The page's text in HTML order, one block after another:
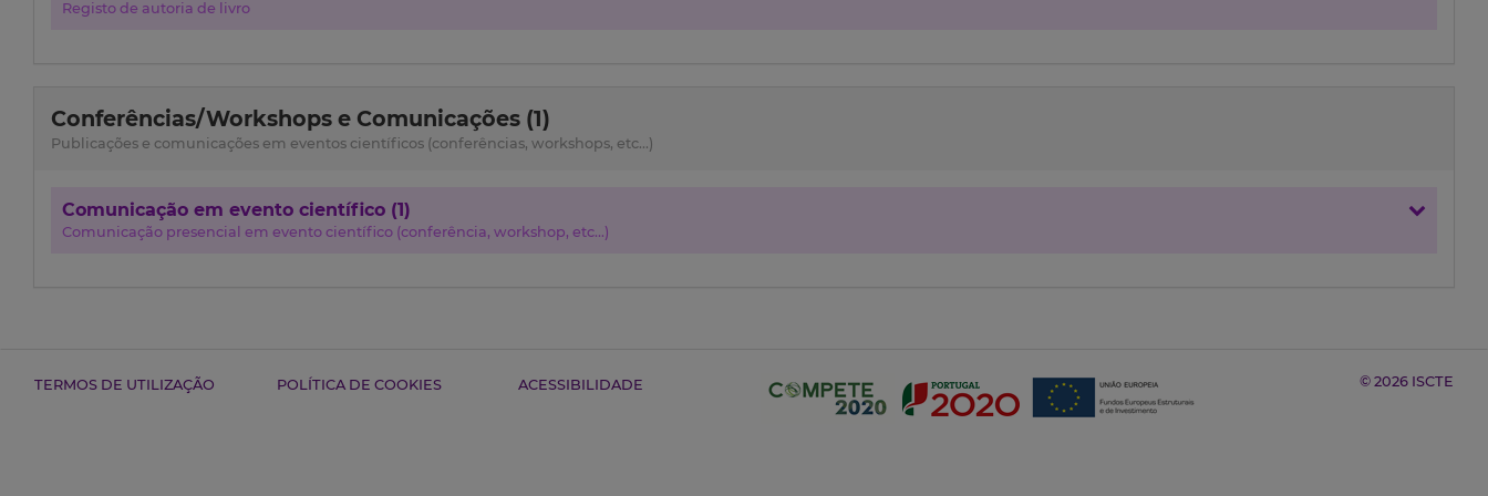
Registo de autoria de livro
Conferências/Workshops e Comunicações (1)
Publicações e comunicações em eventos científicos (conferências, workshops, etc...)
Comunicação em evento científico (1)
Comunicação presencial em evento científico (conferência, workshop, etc...)
TERMOS DE UTILIZAÇÃO POLÍTICA DE COOKIES ACESSIBILIDADE © 2026 ISCTE